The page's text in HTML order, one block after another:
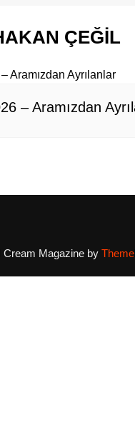
ÇEĞİL
– Aramızdan
Cream Magazine by